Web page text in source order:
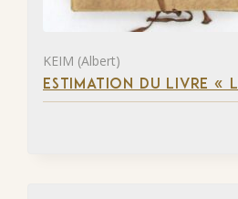
KEIM (Albert)
ESTIMATION DU LIVRE «